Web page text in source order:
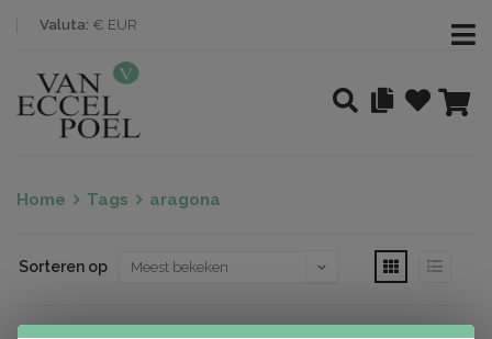
Valuta: € EUR
Home Tags aragona
Sorteren op